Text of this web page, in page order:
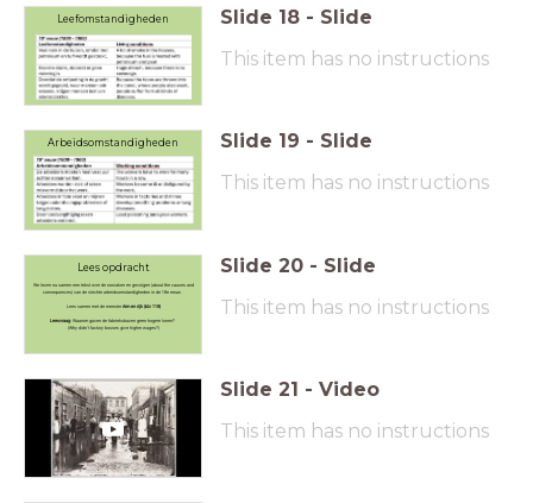
Leefomstandigheden Slide 18 - Slide
This item has no instructions
Arbeidsomstandigheden Slide 19 - Slide
This item has no instructions
Lees opdracht
We lezen nu samen een tekst over de oorzaken en gevolgen (about the causes and
consequences) van de slechte arbeidsomstandigheden in de 19e eeuw.
Lees samen met de meester Arm en rijk (blz 119)
Leesvraag: Waarom gaven de fabrieksbazen geen hogere lonen?
(Why didn't factory bosses give higher wages?)
Slide 20 - Slide
This item has no instructions
Slide 21 - Video
This item has no instructions